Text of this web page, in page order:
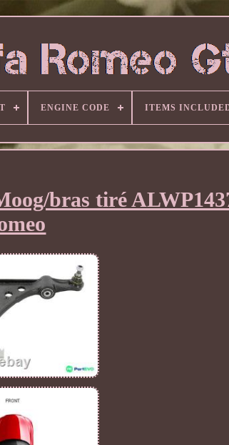
ENGINE CODE ITEMS
bras tiré